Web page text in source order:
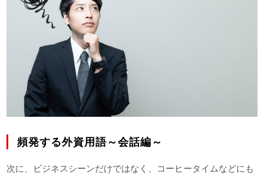
頻発する外資用語～会話編～
次に、ビジネスシーンだけではなく、コーヒータイムなどにも